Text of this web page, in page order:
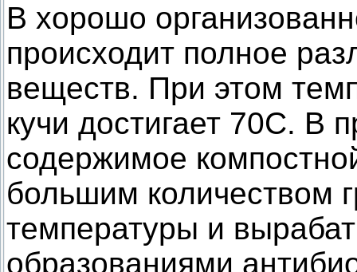
В хорошо
происходит полное
веществ. При этом
кучи достигает 70С. В
содержимое
большим количеством
температуры и
образованиями